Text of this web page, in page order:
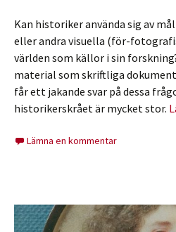
Kan historiker använda sig av
eller andra visuella (för-
världen som källor i sin
material som skriftliga
får ett jakande svar på dessa
historikerskrået är mycket stor.
Lämna en kommentar